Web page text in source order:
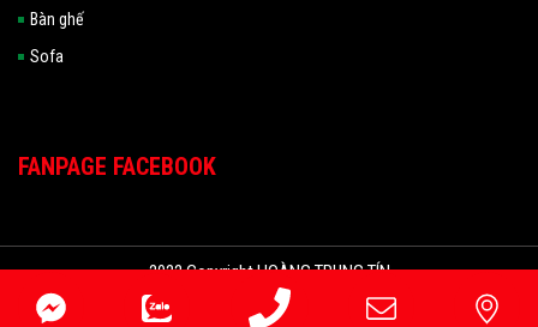
Bàn ghế
Sofa
FANPAGE FACEBOOK
2022 Copyright HOÀNG TRUNG TÍN
Đang online: 185 Hôm nay: 4635 | Tuần: 32918 |
Tổng truy cập:
4452934